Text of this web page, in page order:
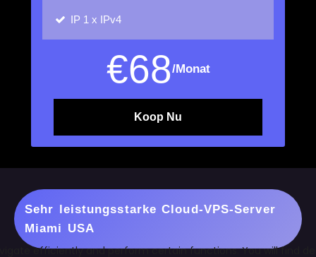
IP 1 x IPv4
€68/Monat
Koop Nu
Sehr leistungsstarke Cloud-VPS-Server
Miami USA